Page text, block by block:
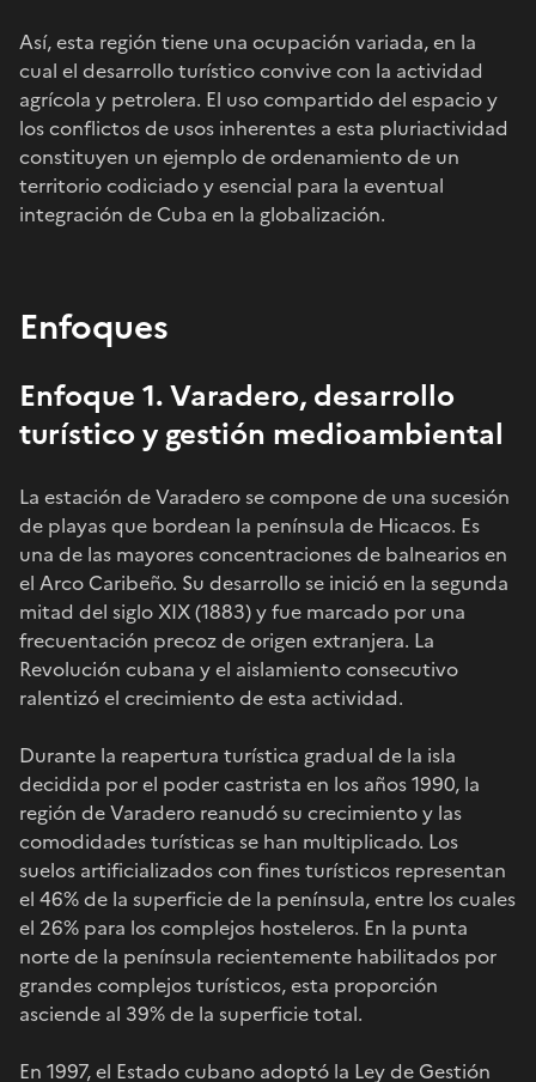
Así, esta región tiene una ocupación variada, en la
cual el desarrollo turístico convive con la actividad
agrícola y petrolera. El uso compartido del espacio y
los conflictos de usos inherentes a esta pluriactividad
constituyen un ejemplo de ordenamiento de un
territorio codiciado y esencial para la eventual
integración de Cuba en la globalización.
Enfoques
Enfoque 1. Varadero, desarrollo
turístico y gestión medioambiental
La estación de Varadero se compone de una sucesión
de playas que bordean la península de Hicacos. Es
una de las mayores concentraciones de balnearios en
el Arco Caribeño. Su desarrollo se inició en la segunda
mitad del siglo XIX (1883) y fue marcado por una
frecuentación precoz de origen extranjera. La
Revolución cubana y el aislamiento consecutivo
ralentizó el crecimiento de esta actividad.
Durante la reapertura turística gradual de la isla
decidida por el poder castrista en los años 1990, la
región de Varadero reanudó su crecimiento y las
comodidades turísticas se han multiplicado. Los
suelos artificializados con fines turísticos representan
el 46% de la superficie de la península, entre los cuales
el 26% para los complejos hosteleros. En la punta
norte de la península recientemente habilitados por
grandes complejos turísticos, esta proporción
asciende al 39% de la superficie total.
En 1997, el Estado cubano adoptó la Ley de Gestión